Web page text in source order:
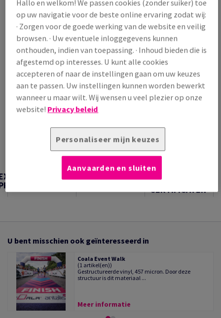
(6,24 kg )
VERWACHTE LEVERING 10/08/2026
Verpakkingsaantallen
Pak
− +
Artikel snijden
TECHNISCHE
INFORMATIE &
CERTIFICATEN
U bent misschien ook geïnteresseerd in
Coala Event Walk
(1 artikel(en))
Gestructureerde vinyl, 457 micron. Door deze
structuur is dit materiaal ...
Meer informatie
Hallo en welkom! We passen cookies (zonder suiker) toe
op uw navigatie voor de beste online ervaring zodat wij:
· Zorgen voor de goede werking van de website en veilig
browsen. · Uw eventuele inloggegevens kunnen
onthouden, indien van toepassing. · Inhoud bieden die is
afgestemd op interesses. U kunt alle cookies
accepteren of naar de instellingen gaan om uw keuzes
aan te passen. Uw instellingen kunnen worden bewerkt
wanneer u maar wilt. Wij wensen u veel plezier op onze
website! Privacy beleid
Personaliseer mijn keuzes
Aanvaarden en sluiten